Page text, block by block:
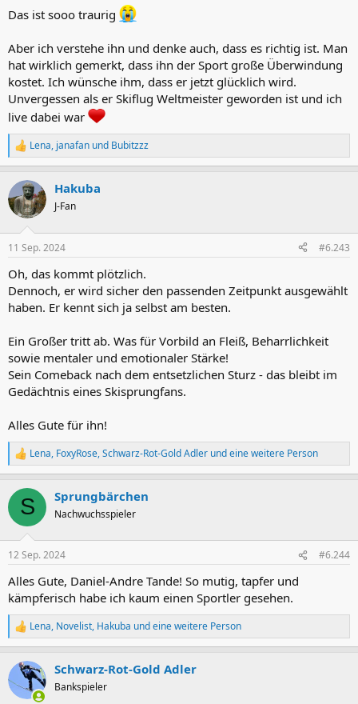
:
Das ist sooo traurig
Aber ich verstehe ihn und denke auch, dass es richtig ist. Man
hat wirklich gemerkt, dass ihn der Sport große Überwindung
kostet. Ich wünsche ihm, dass er jetzt glücklich wird.
Unvergessen als er Skiflug Weltmeister geworden ist und ich
live dabei war
R
e
k
t
i
e
:
Lena, janafan und Bubitzzz
Hakuba
J-Fan
11 Sep. 2024 #6.243
Oh, das kommt plötzlich.
Dennoch, er wird sicher den passenden Zeitpunkt ausgewählt
haben. Er kennt sich ja selbst am besten.
Ein Großer tritt ab. Was für Vorbild an Fleiß, Beharrlichkeit
sowie mentaler und emotionaler Stärke!
Sein Comeback nach dem entsetzlichen Sturz - das bleibt im
Gedächtnis eines Skisprungfans.
Alles Gute für ihn!
R
e
k
i
e
:
Lena, FoxyRose,Schwarz-Rot-Gold Adler und eine weitere Person
S Sprungbärchen
Nachwuchsspieler
12 Sep. 2024 #6.244
Alles Gute, Daniel-Andre Tande! So mutig, tapfer und
kämpferisch habe ich kaum einen Sportler gesehen.
R
e
k
t
i
Lena, Novelist, Hakuba und eine weitere Person
Schwarz-Rot-Gold Adler
Bankspieler